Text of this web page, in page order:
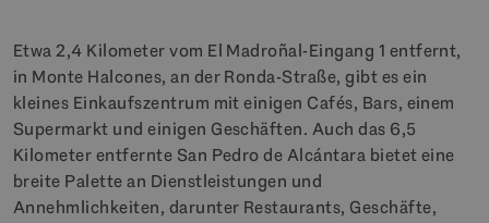
Etwa 2,4 Kilometer vom El Madroñal-Eingang 1 entfernt,
in Monte Halcones, an der Ronda-Straße, gibt es ein
kleines Einkaufszentrum mit einigen Cafés, Bars, einem
Supermarkt und einigen Geschäften. Auch das 6,5
Kilometer entfernte San Pedro de Alcántara bietet eine
breite Palette an Dienstleistungen und
Annehmlichkeiten, darunter Restaurants, Geschäfte,